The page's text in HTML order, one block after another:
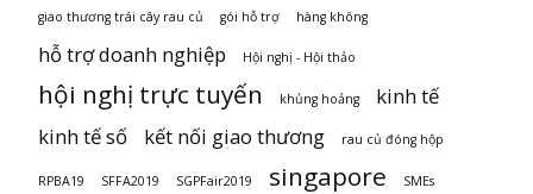
giao thương trái cây rau củ gói hỗ trợ hàng không
hỗ trợ doanh nghiệp Hội nghị - Hội thảo
hội nghị trực tuyến khủng hoảng
kinh tế
kinh tế số
kết nối giao thương rau củ đóng hộp
RPBA19 SFFA2019 SGPFair2019 singapore SMEs